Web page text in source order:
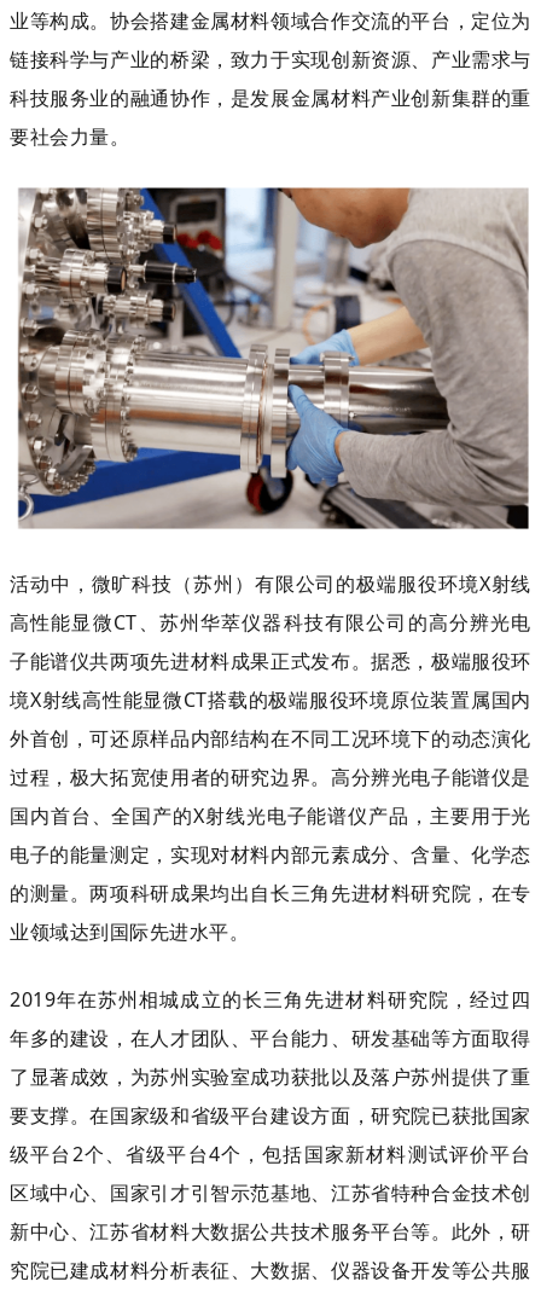
业等构成。协会搭建金属材料领域合作交流的平台，定位为
链接科学与产业的桥梁，致力于实现创新资源、产业需求与
科技服务业的融通协作，是发展金属材料产业创新集群的重
要社会力量。
活动中，微旷科技（苏州）有限公司的极端服役环境X射线
高性能显微CT、苏州华萃仪器科技有限公司的高分辨光电
子能谱仪共两项先进材料成果正式发布。据悉，极端服役环
境X射线高性能显微CT搭载的极端服役环境原位装置属国内
外首创，可还原样品内部结构在不同工况环境下的动态演化
过程，极大拓宽使用者的研究边界。高分辨光电子能谱仪是
国内首台、全国产的X射线光电子能谱仪产品，主要用于光
电子的能量测定，实现对材料内部元素成分、含量、化学态
的测量。两项科研成果均出自长三角先进材料研究院，在专
业领域达到国际先进水平。
2019年在苏州相城成立的长三角先进材料研究院，经过四
年多的建设，在人才团队、平台能力、研发基础等方面取得
了显著成效，为苏州实验室成功获批以及落户苏州提供了重
要支撑。在国家级和省级平台建设方面，研究院已获批国家
级平台2个、省级平台4个，包括国家新材料测试评价平台
区域中心、国家引才引智示范基地、江苏省特种合金技术创
新中心、江苏省材料大数据公共技术服务平台等。此外，研
究院已建成材料分析表征、大数据、仪器设备开发等公共服